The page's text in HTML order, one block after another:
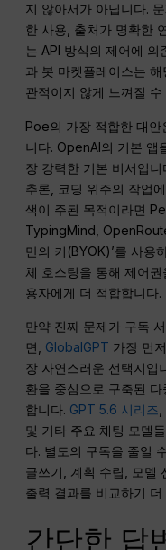
지 않아서가 아닙니다.
한 사용, 출처가 명확한
는 API 방식의 제어에 의
과 봇 마켓플레이스는
관적이지 않게 느껴질 수
Poe의 가장 적합한 대안
니다. OpenAI의 기본 앱
장 강력한 기본 비서입
추론, 코딩 위주의 작업
색이 주된 목적이라면
TypingMind,
만의 키(BYOK)’를 사용
체 호스팅을 통해 제어
용자에게 더 적합합니다.
만약 진짜 문제가 구독
면, GlobalGPT 가장 먼
장 자연스러운 선택지입
환을 중심으로 구축된
합니다. GPT 5.6 시리즈
및 기타 주요 채팅 모델
다. 별도의 구독을 줄일
글쓰기, 계획 수립, 모델
출력 결과를 비교하기
간단한 답